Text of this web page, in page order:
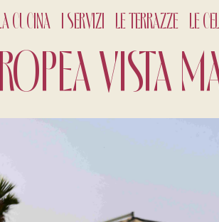
CUCINA I SERVIZI LE TERRAZZE LE
VISTA